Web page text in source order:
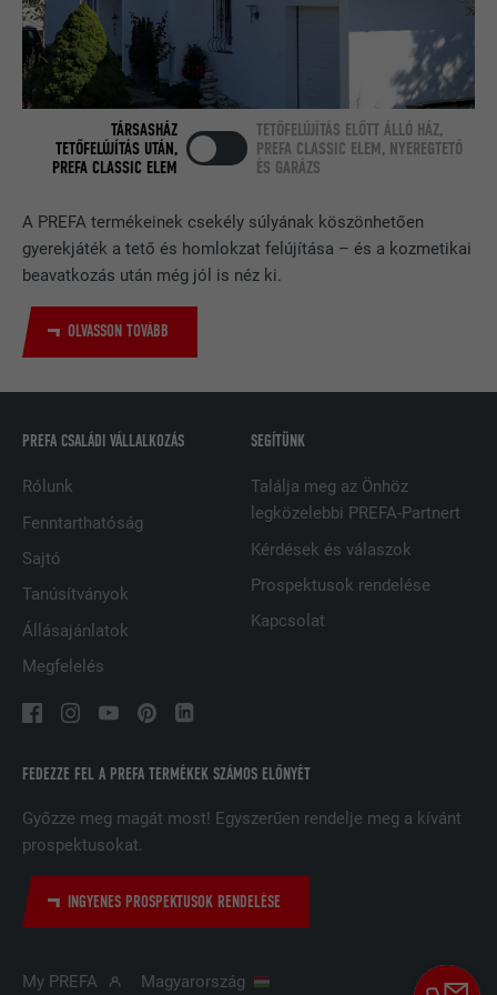
A PREFA termékeinek csekély súlyának köszönhetően
gyerekjáték a tető és homlokzat felújítása – és a kozmetikai
beavatkozás után még jól is néz ki.
OLVASSON TOVÁBB
TÁRSASHÁZ
TETŐFELÚJÍTÁS UTÁN,
PREFA CLASSIC ELEM
TETŐFELÚJÍTÁS ELŐTT ÁLLÓ HÁZ,
PREFA CLASSIC ELEM, NYEREGTETŐ
ÉS GARÁZS
FEDEZZE FEL A PREFA TERMÉKEK SZÁMOS ELŐNYÉT
Győzze meg magát most! Egyszerűen rendelje meg a kívánt
prospektusokat.
INGYENES PROSPEKTUSOK RENDELÉSE
PREFA CSALÁDI VÁLLALKOZÁS
Rólunk
Fenntarthatóság
Sajtó
Tanúsítványok
Állásajánlatok
Megfelelés
SEGÍTÜNK
Találja meg az Önhöz
legközelebbi PREFA-Partnert
Kérdések és válaszok
Prospektusok rendelése
Kapcsolat
My PREFA Magyarország
beágyazott nyomonkövetési ablakot
tartalmaz.
NÉV bcookie
SZOLGÁLTATÓ LinkedIn
A LinkedIn közösségi hálózati
szolgáltatás használja, célja a
beágyazott szolgáltatások nyomon
CÉL
A LinkedIn közösségi hálózati
szolgáltatás használja, célja a
NÉV UserMatchHistory
CÉL
nyomon követésére használatos azzal
a céllal, hogy jól illeszkedő hirdetéseket
tegyen lehetővé a látogató preferenciái